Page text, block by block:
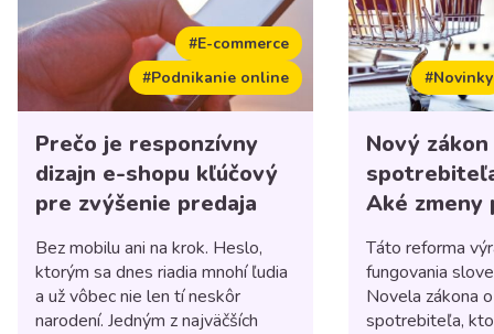
#E-commerce
#Podnikanie online
Prečo je responzívny
dizajn e-shopu kľúčový
pre zvýšenie predaja
Bez mobilu ani na krok. Heslo,
ktorým sa dnes riadia mnohí ľudia
a už vôbec nie len tí neskôr
narodení. Jedným z najväčších
#Novinky
Nový
Aké zmeny
shopom?
Táto reforma
fungovania
Novela zákona
spotrebiteľa,